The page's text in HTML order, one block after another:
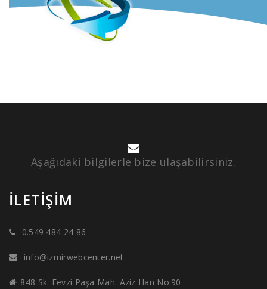
Aşağıdaki bilgilerle bize ulaşabilirsiniz.
İLETIŞIM
0.549 484 24 86
info@izmirwebcenter.net
848 Sk. Fevzi Paşa Mah. Aziz Han No:90